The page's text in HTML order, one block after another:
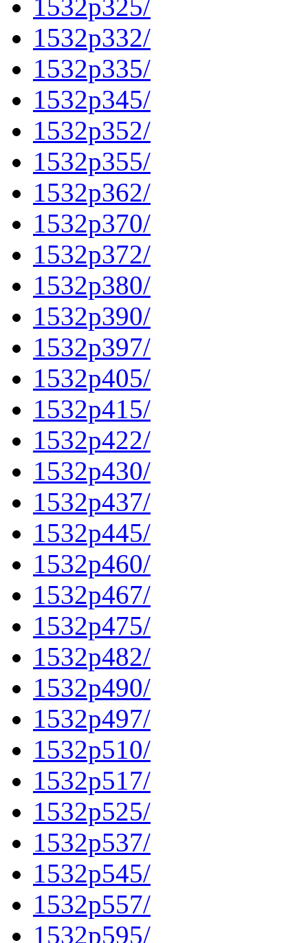
1532p325/
1532p332/
1532p335/
1532p345/
1532p352/
1532p355/
1532p362/
1532p370/
1532p372/
1532p380/
1532p390/
1532p397/
1532p405/
1532p415/
1532p422/
1532p430/
1532p437/
1532p445/
1532p460/
1532p467/
1532p475/
1532p482/
1532p490/
1532p497/
1532p510/
1532p517/
1532p525/
1532p537/
1532p545/
1532p557/
1532p595/